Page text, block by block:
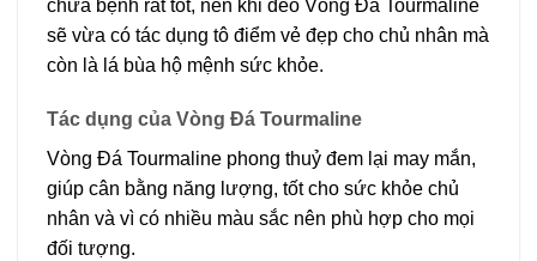
chữa bệnh rất tốt, nên khi đeo Vòng Đá Tourmaline
sẽ vừa có tác dụng tô điểm vẻ đẹp cho chủ nhân mà
còn là lá bùa hộ mệnh sức khỏe.
Tác dụng của Vòng Đá Tourmaline
Vòng Đá Tourmaline phong thuỷ đem lại may mắn,
giúp cân bằng năng lượng, tốt cho sức khỏe chủ
nhân và vì có nhiều màu sắc nên phù hợp cho mọi
đối tượng.